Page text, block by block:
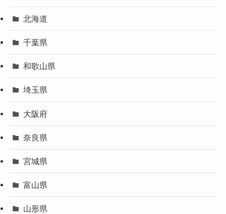
北海道
千葉県
和歌山県
埼玉県
大阪府
奈良県
宮城県
富山県
山形県